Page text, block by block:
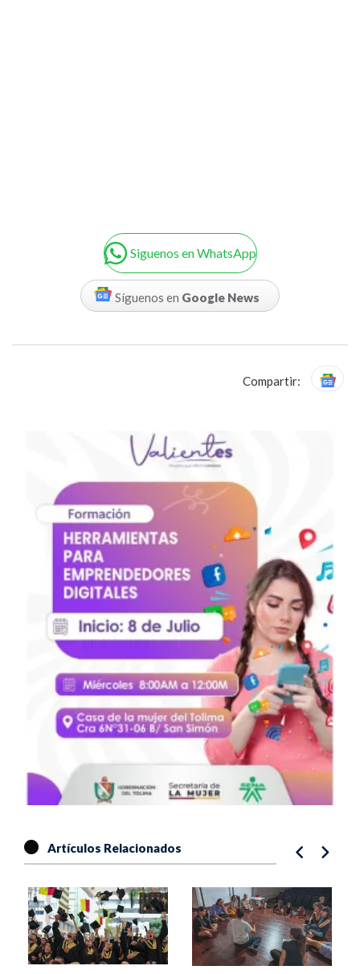
Siguenos en WhatsApp
Síguenos en Google News
Compartir:
Artículos Relacionados